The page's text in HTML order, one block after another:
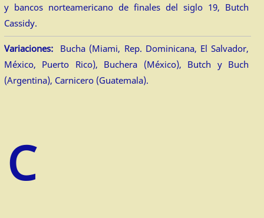
y bancos norteamericano de finales del siglo 19, Butch
Cassidy.
Variaciones:
Bucha (Miami, Rep. Dominicana, El Salvador,
México, Puerto Rico), Buchera (México), Butch y Buch
(Argentina), Carnicero (Guatemala).